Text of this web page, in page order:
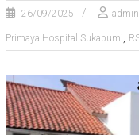
26/09/2025 admin
Primaya Hospital Sukabumi,